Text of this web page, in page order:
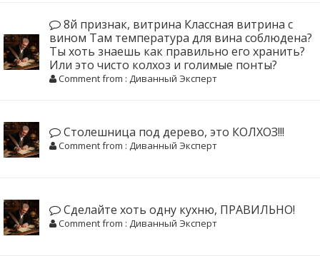
8й признак, витрина Классная витрина с
вином Там температура для вина соблюдена?
Ты хоть знаешь как правильно его хранить?
Или это чисто колхоз и голимые понты?
Comment from : Диванный Эксперт
Столешница под дерево, это КОЛХОЗ!!!
Comment from : Диванный Эксперт
Сделайте хоть одну кухню, ПРАВИЛЬНО!
Comment from : Диванный Эксперт